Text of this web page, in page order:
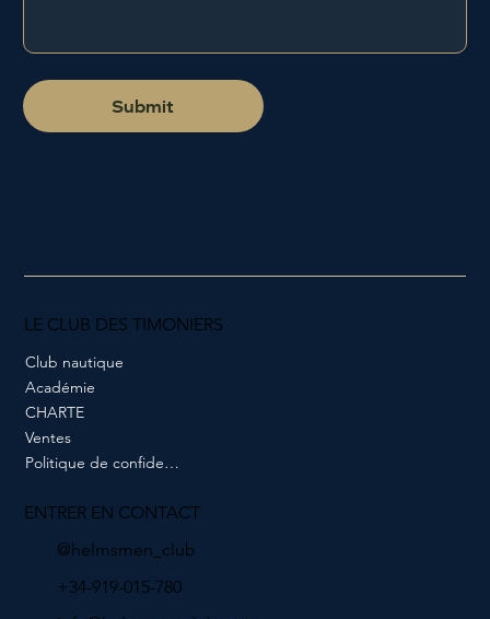
LE CLUB DES TIMONIERS
Club nautique
Académie
CHARTE
Ventes
Politique de confidentialité
ENTRER EN CONTACT
@helmsmen_club
+34-919-015-780
Submit